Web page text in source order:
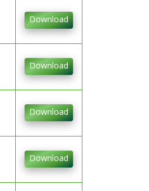
Download
Download
Download
Download